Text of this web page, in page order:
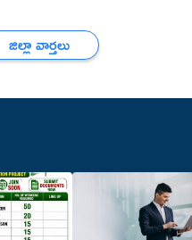
జిల్లా వార్తలు